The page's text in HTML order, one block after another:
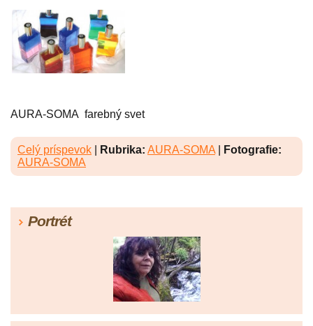
AURA-SOMA farebný svet
Celý príspevok Rubrika: AURA-SOMA
Fotografie:
AURA-SOMA
Portrét